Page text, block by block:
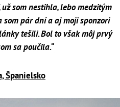
som nestihla, lebo medzitým
pár dní a aj moji sponzori
tešili. Bol to však môj prvý
sa poučila.“
Španielsko